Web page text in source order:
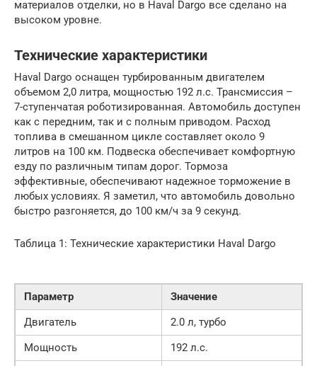
материалов отделки, но в Haval Dargo все сделано на
высоком уровне.
Технические характеристики
Haval Dargo оснащен турбированным двигателем
объемом 2,0 литра, мощностью 192 л.с. Трансмиссия –
7-ступенчатая роботизированная. Автомобиль доступен
как с передним, так и с полным приводом. Расход
топлива в смешанном цикле составляет около 9
литров на 100 км. Подвеска обеспечивает комфортную
езду по различным типам дорог. Тормоза
эффективные, обеспечивают надежное торможение в
любых условиях. Я заметил, что автомобиль довольно
быстро разгоняется, до 100 км/ч за 9 секунд.
Таблица 1: Технические характеристики Haval Dargo
Параметр
Значение
Двигатель
2.0 л, турбо
Мощность
192 л.с.